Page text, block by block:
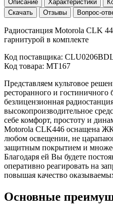
Описание Характеристики
Скачать
Отзывы Вопрос-
Радиостанция Motorola СLK
гарнитурой в комплекте
Код поставщика:
Код товара: MT167
Представляем культовое
ресторанного и гостиничного
безлицензионная
высокопроизводительное
себе комфорт, простоту и
Motorola CLK446 оснащена
любом освещении, не
защитным покрытием и
Благодаря ей Вы будете
оперативно реагировать на
повышая качество
Основные